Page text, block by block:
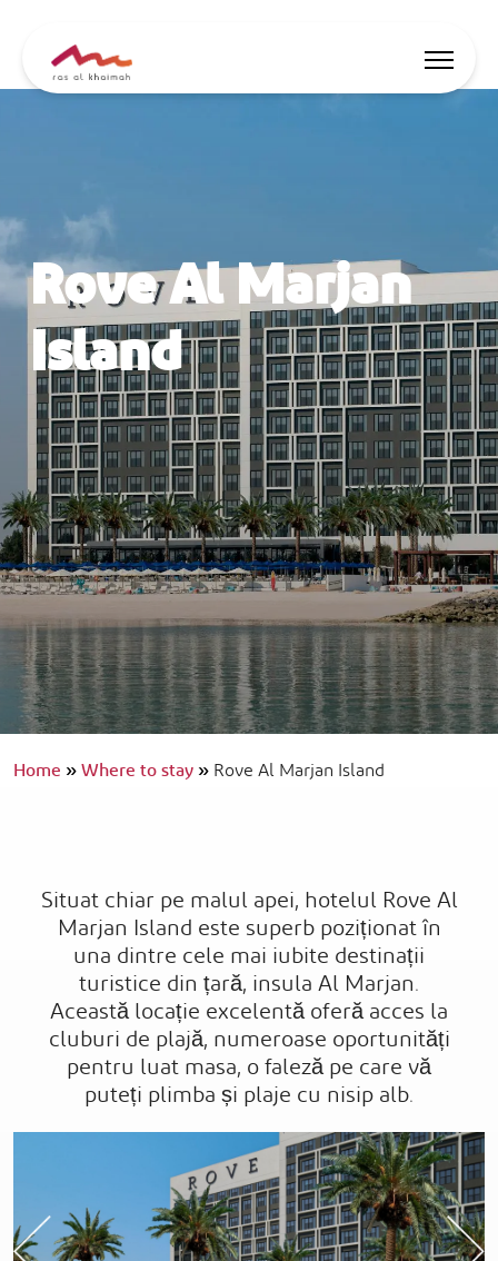
Activități
🇷🇴 RO
Rove Al Marjan
Island
Home»Where to stay»Rove Al Marjan Island
Situat chiar pe malul apei, hotelul Rove Al
Marjan Island este superb poziționat în
una dintre cele mai iubite destinații
turistice din țară, insula Al Marjan.
Această locație excelentă oferă acces la
cluburi de plajă, numeroase oportunități
pentru luat masa, o faleză pe care vă
puteți plimba și plaje cu nisip alb.